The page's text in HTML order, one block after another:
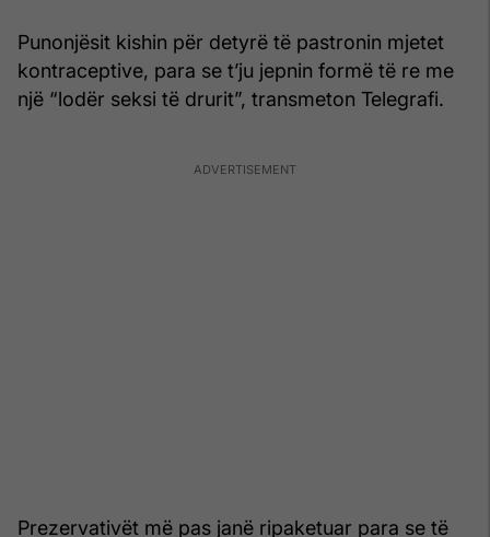
Punonjësit kishin për detyrë të pastronin mjetet
kontraceptive, para se t’ju jepnin formë të re me
një “lodër seksi të drurit”, transmeton Telegrafi.
Prezervativët më pas janë ripaketuar para se të